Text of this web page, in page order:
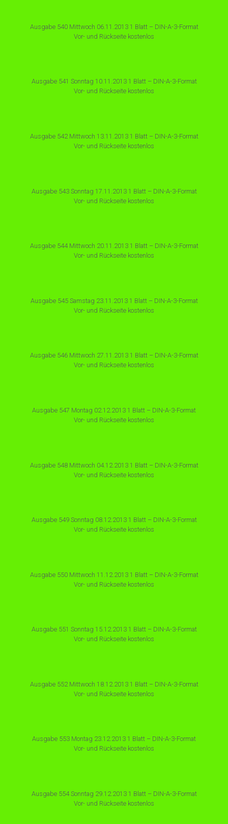
Ausgabe 540 Mittwoch 06.11.2013 1 Blatt – DIN-A-3-Format
Vor- und Rückseite kostenlos
Ausgabe 541 Sonntag 10.11.2013 1 Blatt – DIN-A-3-Format
Vor- und Rückseite kostenlos
Ausgabe 542 Mittwoch 13.11.2013 1 Blatt – DIN-A-3-Format
Vor- und Rückseite kostenlos
Ausgabe 543 Sonntag 17.11.2013 1 Blatt – DIN-A-3-Format
Vor- und Rückseite kostenlos
Ausgabe 544 Mittwoch 20.11.2013 1 Blatt – DIN-A-3-Format
Vor- und Rückseite kostenlos
Ausgabe 545 Samstag 23.11.2013 1 Blatt – DIN-A-3-Format
Vor- und Rückseite kostenlos
Ausgabe 546 Mittwoch 27.11.2013 1 Blatt – DIN-A-3-Format
Vor- und Rückseite kostenlos
Ausgabe 547 Montag 02.12.2013 1 Blatt – DIN-A-3-Format
Vor- und Rückseite kostenlos
Ausgabe 548 Mittwoch 04.12.2013 1 Blatt – DIN-A-3-Format
Vor- und Rückseite kostenlos
Ausgabe 549 Sonntag 08.12.2013 1 Blatt – DIN-A-3-Format
Vor- und Rückseite kostenlos
Ausgabe 550 Mittwoch 11.12.2013 1 Blatt – DIN-A-3-Format
Vor- und Rückseite kostenlos
Ausgabe 551 Sonntag 15.12.2013 1 Blatt – DIN-A-3-Format
Vor- und Rückseite kostenlos
Ausgabe 552 Mittwoch 18.12.2013 1 Blatt – DIN-A-3-Format
Vor- und Rückseite kostenlos
Ausgabe 553 Montag 23.12.2013 1 Blatt – DIN-A-3-Format
Vor- und Rückseite kostenlos
Ausgabe 554 Sonntag 29.12.2013 1 Blatt – DIN-A-3-Format
Vor- und Rückseite kostenlos